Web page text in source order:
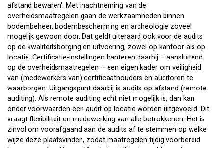
afstand bewaren'. Met inachtneming van de
overheidsmaatregelen gaan de werkzaamheden binnen
bodembeheer, bodembescherming en archeologie zoveel
mogelijk gewoon door. Dat geldt uiteraard ook voor de audits
op de kwaliteitsborging en uitvoering, zowel op kantoor als op
locatie. Certificatie-instellingen hanteren daarbij – aansluitend
op de overheidsmaatregelen – een eigen kader om veiligheid
van (medewerkers van) certificaathouders en auditoren te
waarborgen. Uitgangspunt daarbij is audits op afstand (remote
auditing). Als remote auditing echt niet mogelijk is, dan kan
onder voorwaarden een audit op locatie worden uitgevoerd. Dit
vraagt flexibiliteit en medewerking van alle betrokkenen. Het is
zinvol om voorafgaand aan de audits af te stemmen op welke
wijze deze plaatsvinden, zodat maatregelen tijdig voorbereid